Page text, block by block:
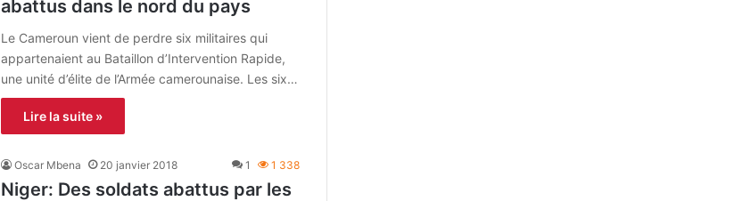
abattus dans le nord du pays
Le Cameroun vient de perdre six militaires qui
appartenaient au Bataillon d’Intervention Rapide,
une unité d’élite de l’Armée camerounaise. Les six…
Lire la suite »
Oscar Mbena 20 janvier 2018 1 1 338
Niger: Des soldats abattus par les